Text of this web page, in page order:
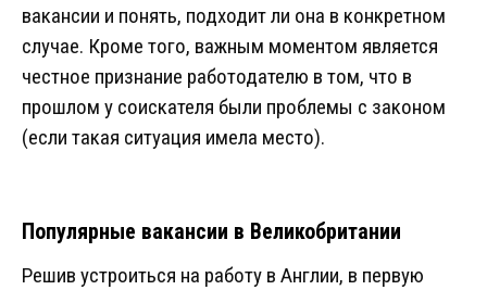
вакансии и понять, подходит ли она в конкретном
случае. Кроме того, важным моментом является
честное признание работодателю в том, что в
прошлом у соискателя были проблемы с законом
(если такая ситуация имела место).
Популярные вакансии в Великобритании
Решив устроиться на работу в Англии, в первую